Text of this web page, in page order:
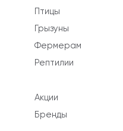
Птицы
Грызуны
Фермерам
Рептилии
Акции
Бренды